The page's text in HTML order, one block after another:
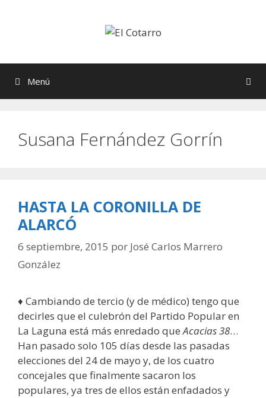
Menú
Susana Fernández Gorrín
HASTA LA CORONILLA DE
ALARCÓ
6 septiembre, 2015 por José Carlos Marrero
González
♦ Cambiando de tercio (y de médico) tengo que
decirles que el culebrón del Partido Popular en
La Laguna está más enredado queAcacias 38…
Han pasado solo 105 días desde las pasadas
elecciones del 24 de mayo y, de los cuatro
concejales que finalmente sacaron los
populares, ya tres de ellos están enfadados y